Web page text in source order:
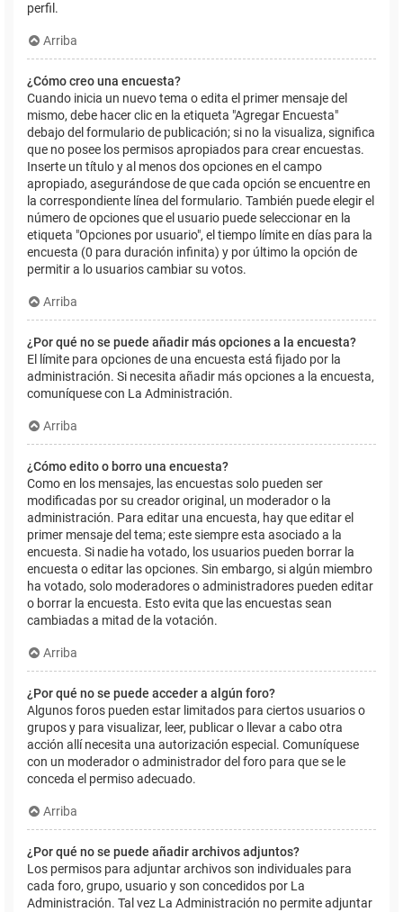
perfil.
Arriba
¿Cómo creo una encuesta?
Cuando inicia un nuevo tema o edita el primer mensaje del
mismo, debe hacer clic en la etiqueta "Agregar Encuesta"
debajo del formulario de publicación; si no la visualiza, significa
que no posee los permisos apropiados para crear encuestas.
Inserte un título y al menos dos opciones en el campo
apropiado, asegurándose de que cada opción se encuentre en
la correspondiente línea del formulario. También puede elegir el
número de opciones que el usuario puede seleccionar en la
etiqueta "Opciones por usuario", el tiempo límite en días para la
encuesta (0 para duración infinita) y por último la opción de
permitir a lo usuarios cambiar su votos.
Arriba
¿Por qué no se puede añadir más opciones a la encuesta?
El límite para opciones de una encuesta está fijado por la
administración. Si necesita añadir más opciones a la encuesta,
comuníquese con La Administración.
Arriba
¿Cómo edito o borro una encuesta?
Como en los mensajes, las encuestas solo pueden ser
modificadas por su creador original, un moderador o la
administración. Para editar una encuesta, hay que editar el
primer mensaje del tema; este siempre esta asociado a la
encuesta. Si nadie ha votado, los usuarios pueden borrar la
encuesta o editar las opciones. Sin embargo, si algún miembro
ha votado, solo moderadores o administradores pueden editar
o borrar la encuesta. Esto evita que las encuestas sean
cambiadas a mitad de la votación.
Arriba
¿Por qué no se puede acceder a algún foro?
Algunos foros pueden estar limitados para ciertos usuarios o
grupos y para visualizar, leer, publicar o llevar a cabo otra
acción allí necesita una autorización especial. Comuníquese
con un moderador o administrador del foro para que se le
conceda el permiso adecuado.
Arriba
¿Por qué no se puede añadir archivos adjuntos?
Los permisos para adjuntar archivos son individuales para
cada foro, grupo, usuario y son concedidos por La
Administración. Tal vez La Administración no permite adjuntar